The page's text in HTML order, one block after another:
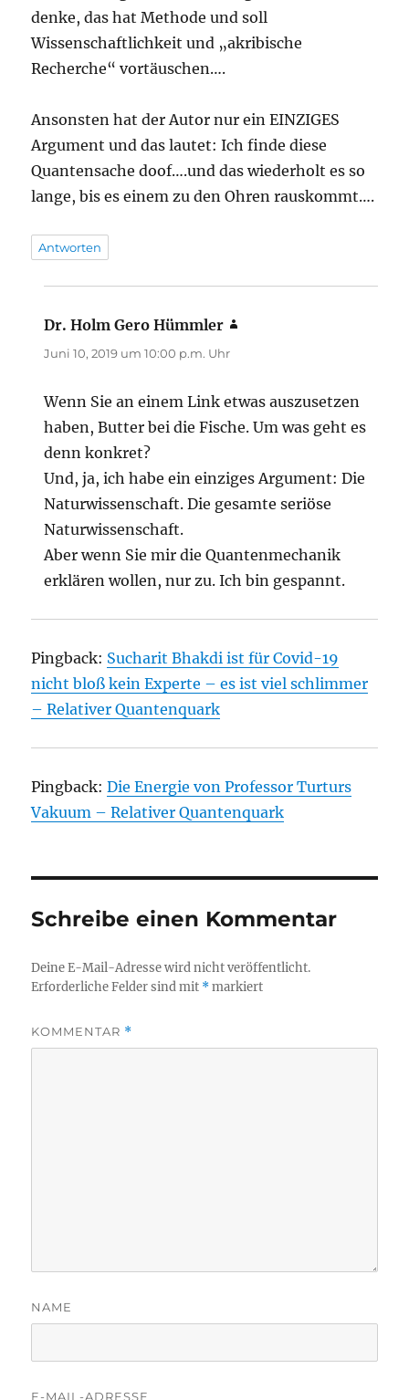
denke, das hat Methode und soll
Wissenschaftlichkeit und „akribische
Recherche“ vortäuschen….
Ansonsten hat der Autor nur ein EINZIGES
Argument und das lautet: Ich finde diese
Quantensache doof….und das wiederholt es so
lange, bis es einem zu den Ohren rauskommt….
Antworten
Dr. Holm Gero Hümmler
Juni 10, 2019 um 10:00 p.m. Uhr
Wenn Sie an einem Link etwas auszusetzen
haben, Butter bei die Fische. Um was geht es
denn konkret?
Und, ja, ich habe ein einziges Argument: Die
Naturwissenschaft. Die gesamte seriöse
Naturwissenschaft.
Aber wenn Sie mir die Quantenmechanik
erklären wollen, nur zu. Ich bin gespannt.
Pingback: Sucharit Bhakdi ist für Covid-19
nicht bloß kein Experte – es ist viel schlimmer
– Relativer Quantenquark
Pingback:Die Energie von Professor Turturs
Vakuum – Relativer Quantenquark
Schreibe einen Kommentar
Deine E-Mail-Adresse wird nicht veröffentlicht.
Erforderliche Felder sind mit *markiert
KOMMENTAR *
NAME
E-MAIL-ADRESSE